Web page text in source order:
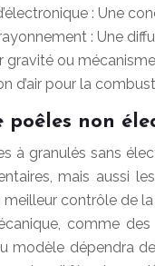
: Une
: Une
gravité ou
d’air pour la
poêles non
à granulés sans
mais aussi
contrôle de
comme
modèle dépendra